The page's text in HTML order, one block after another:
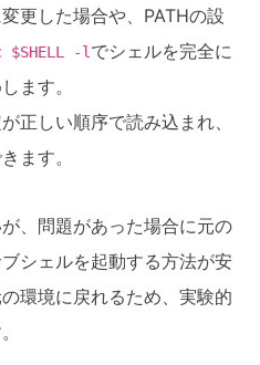
更した場合や、PATHの設
$SHELL -l でシェルを完全に
ます。
正しい順序で読み込まれ、
ます。
、問題があった場合に元の
シェルを起動する方法が安
環境に戻れるため、実験的